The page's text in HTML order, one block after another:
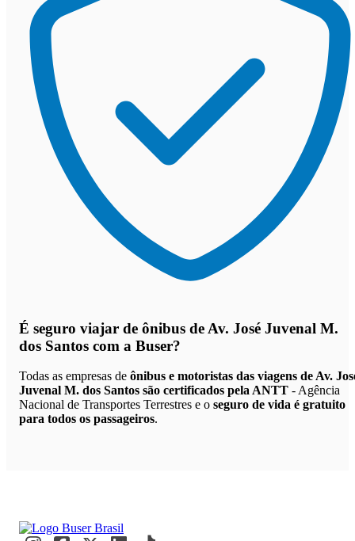
É seguro viajar de ônibus de Av. José Juvenal M.
dos Santos com a Buser?
Todas as empresas de ônibus e motoristas das viagens de Av.
Juvenal M. dos Santos são certificados pela ANTT - Agência
Nacional de Transportes Terrestres e o seguro de vida é gratuito
para todos os passageiros.